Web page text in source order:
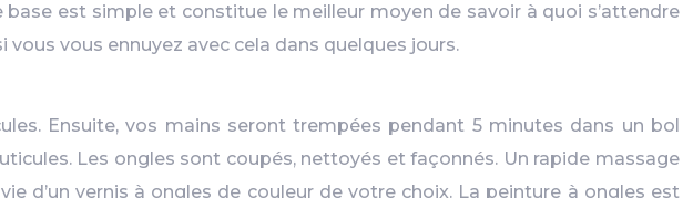
est simple et constitue le meilleur moyen de savoir à quoi s’attendre
vous vous ennuyez avec cela dans quelques jours.
Ensuite, vos mains seront trempées pendant 5 minutes dans un bol
Les ongles sont coupés, nettoyés et façonnés. Un rapide massage
d’un vernis à ongles de couleur de votre choix. La peinture à ongles est